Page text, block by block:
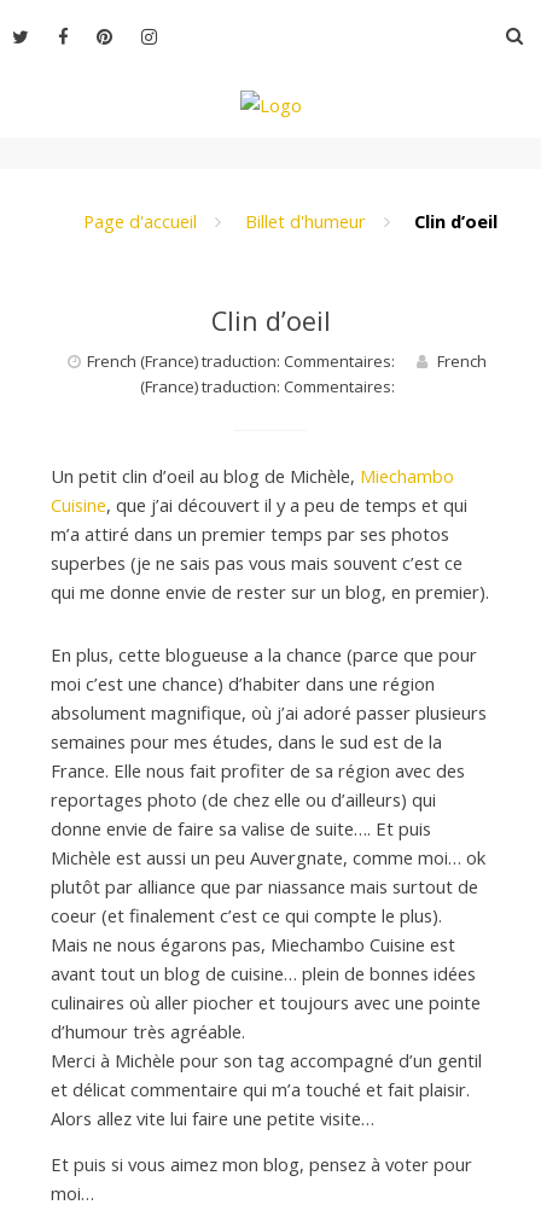
au
Page d'accueil Billet d'humeur Clin d’oeil
Clin d’oeil
French (France) traduction: Commentaires:
French
(France) traduction: Commentaires:
Un petit clin d’oeil au blog de Michèle, Miechambo
Cuisine, que j’ai découvert il y a peu de temps et qui
m’a attiré dans un premier temps par ses photos
superbes (je ne sais pas vous mais souvent c’est ce
qui me donne envie de rester sur un blog, en premier).
En plus, cette blogueuse a la chance (parce que pour
moi c’est une chance) d’habiter dans une région
absolument magnifique, où j’ai adoré passer plusieurs
semaines pour mes études, dans le sud est de la
France. Elle nous fait profiter de sa région avec des
reportages photo (de chez elle ou d’ailleurs) qui
donne envie de faire sa valise de suite…. Et puis
Michèle est aussi un peu Auvergnate, comme moi… ok
plutôt par alliance que par niassance mais surtout de
coeur (et finalement c’est ce qui compte le plus).
Mais ne nous égarons pas, Miechambo Cuisine est
avant tout un blog de cuisine… plein de bonnes idées
culinaires où aller piocher et toujours avec une pointe
d’humour très agréable.
Merci à Michèle pour son tag accompagné d’un gentil
et délicat commentaire qui m’a touché et fait plaisir.
Alors allez vite lui faire une petite visite…
Et puis si vous aimez mon blog, pensez à voter pour
moi…